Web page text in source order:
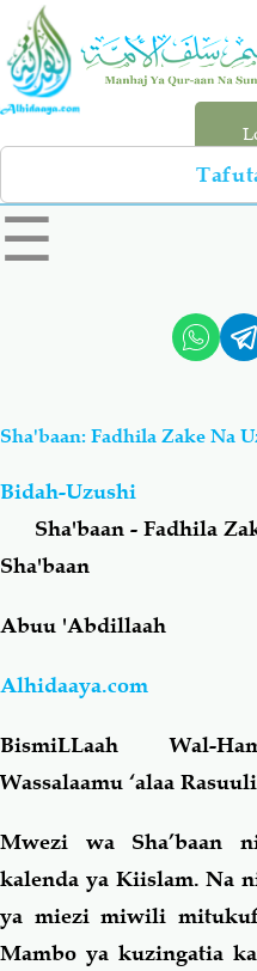
Skip
main
content
Search
left
sidebar
☰
Shirki & Kufru
Fataawa Za Ulamaa
Familia-Jamii
Chemsha Bongo
Sha'baan: Fadhila Zake Na
Bidah-Uzushi
Sha'baan - Fadhila
Sha'baan
Abuu 'Abdillaah
Alhidaaya.com
BismiLLaah Wal-
Wassalaamu ‘alaa
Mwezi wa Sha’baan
kalenda ya Kiislam. Na
ya miezi miwili
Mambo ya kuzingatia